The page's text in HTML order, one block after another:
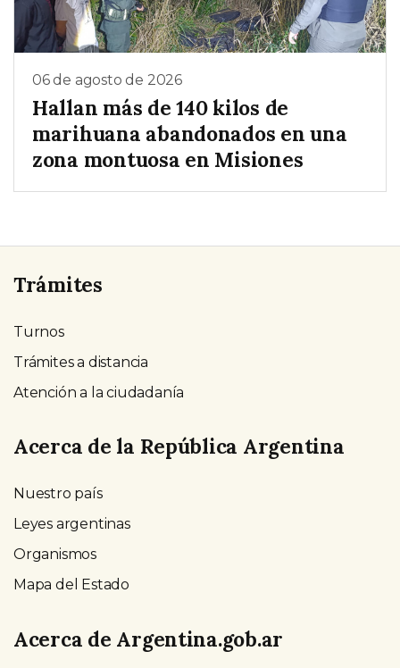
06 de agosto de 2026
Hallan más de 140 kilos de
marihuana abandonados en una
zona montuosa en Misiones
Trámites
Turnos
Trámites a distancia
Atención a la ciudadanía
Acerca de la República Argentina
Nuestro país
Leyes argentinas
Organismos
Mapa del Estado
Acerca de Argentina.gob.ar